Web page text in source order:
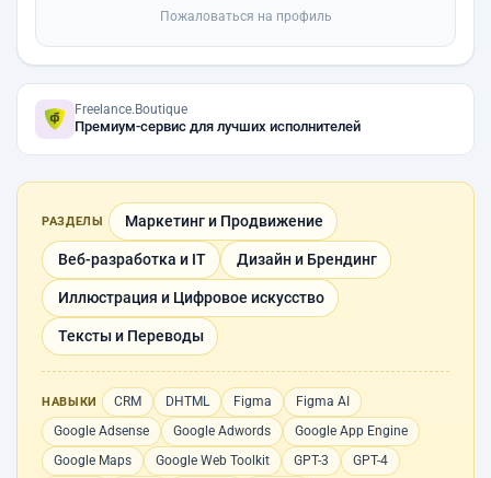
Пожаловаться на профиль
Freelance.Boutique
Премиум-сервис для лучших исполнителей
РАЗДЕЛЫ Маркетинг и Продвижение
Веб-разработка и IT Дизайн и Брендинг
Иллюстрация и Цифровое искусство
Тексты и Переводы
НАВЫКИ CRM DHTML Figma
Figma AI
Google Adsense
Google Adwords
Google App Engine
Google Maps
Google Web Toolkit GPT-3
GPT-4